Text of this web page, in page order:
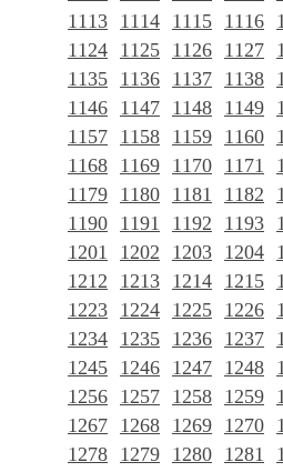
1113 1114 1115 1116
1124 1125 1126 1127
1135 1136 1137 1138
1146 1147 1148 1149
1157 1158 1159 1160
1168 1169 1170 1171
1179 1180 1181 1182
1190 1191 1192 1193
1201
1202 1203 1204
1212
1213 1214 1215
1223 1224 1225 1226
1234 1235 1236 1237
1245 1246 1247 1248
1256 1257 1258 1259
1267 1268 1269 1270
1278 1279 1280 1281